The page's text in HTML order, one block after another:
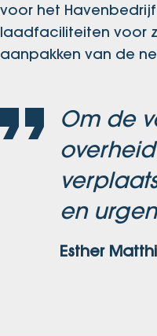
voor het
laadfaciliteiten voor
aanpakken van de
Om de
en
Esther